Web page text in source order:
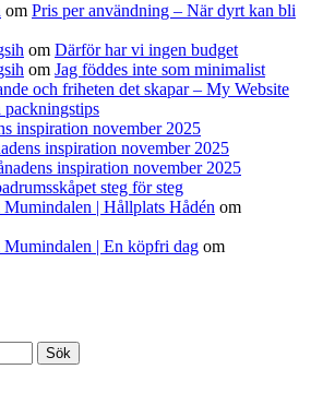
om Pris per användning – När dyrt kan bli
om Därför har vi ingen budget
om Jag föddes inte som minimalist
och friheten det skapar – My Website
inspiration november 2025
inspiration november 2025
inspiration november 2025
steg för steg
| Hållplats Hådén om
| En köpfri dag om